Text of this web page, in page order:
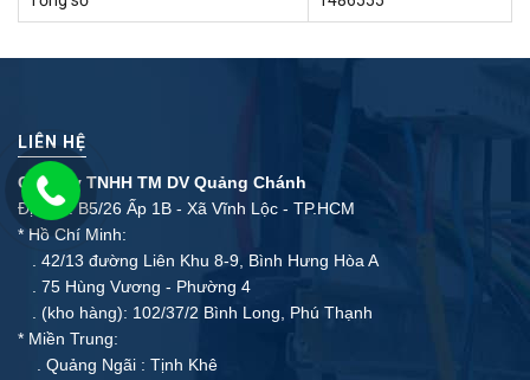
LIÊN HỆ
Công ty TNHH TM DV Quảng Chánh
Địa chỉ: B5/26 Ấp 1B - Xã Vĩnh Lộc - TP.HCM
* Hồ Chí Minh:
. 42/13 đường Liên Khu 8-9, Bình Hưng Hòa A
. 75 Hùng Vương - Phường 4
. (kho hàng): 102/37/2 Bình Long, Phú Thạnh
* Miền Trung:
. Quảng Ngãi : Tịnh Khê